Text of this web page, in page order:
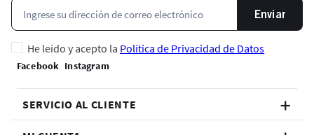
Enviar
He leído y acepto la Política de Privacidad de Datos
SERVICIO AL CLIENTE